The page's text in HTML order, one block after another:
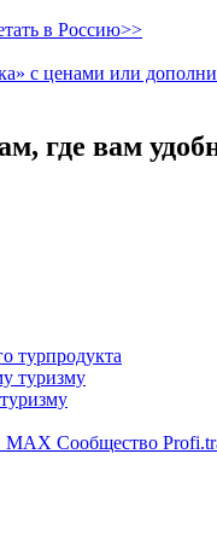
в Россию>>
с ценами или
где вам
турпродукта
туризму
MAX Сообщество